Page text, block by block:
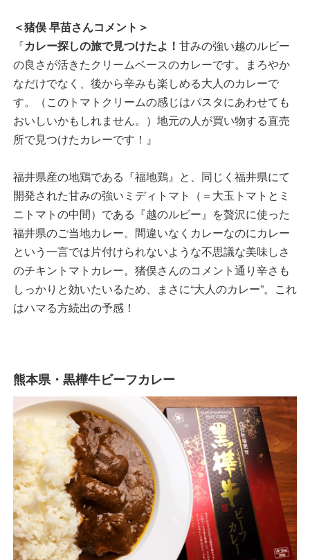
＜猪俣 早苗さんコメント＞
『カレー探しの旅で見つけたよ！ 甘みの強い越のルビー
の良さが活きたクリームベースのカレーです。まろやか
なだけでなく、後から辛みも楽しめる大人のカレーで
す。（このトマトクリームの感じはパスタにあわせても
おいしいかもしれません。）地元の人が買い物する直売
所で見つけたカレーです！』
福井県産の地鶏である『福地鶏』と、同じく福井県にて
開発された甘みの強いミディトマト（＝大玉トマトとミ
ニトマトの中間）である『越のルビー』を贅沢に使った
福井県のご当地カレー。間違いなくカレーなのにカレー
という一言では片付けられないような不思議な美味しさ
のチキントマトカレー。猪俣さんのコメント通り辛さも
しっかりと効いたいるため、まさに“大人のカレー”。これ
はハマる方続出の予感！
熊本県・黒樺牛ビーフカレー